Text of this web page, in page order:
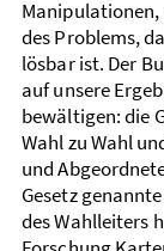
des Problems,
lösbar ist. Der
auf unsere
bewältigen: die
Wahl zu Wahl
und
Gesetz
des Wahlleiters